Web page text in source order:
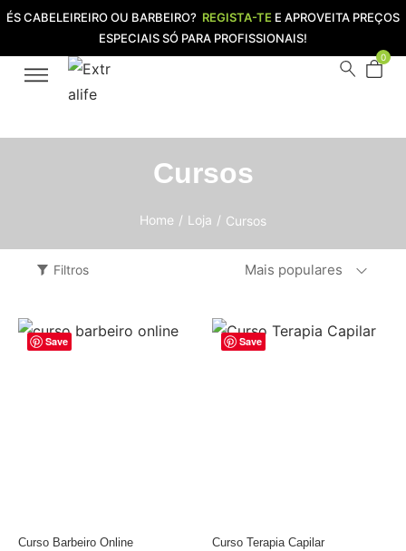
ÉS CABELEIREIRO OU BARBEIRO? REGISTA-TE E APROVEITA PREÇOS
ESPECIAIS SÓ PARA PROFISSIONAIS!
0
Cursos
Home / Loja / Cursos
Filtros Mais populares
Save
Curso Barbeiro Online
Save
Curso Terapia Capilar